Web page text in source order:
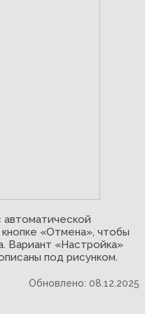
автоматической
«Отмена», чтобы
Вариант «Настройка»
под рисунком.
Обновлено: 08.12.2025